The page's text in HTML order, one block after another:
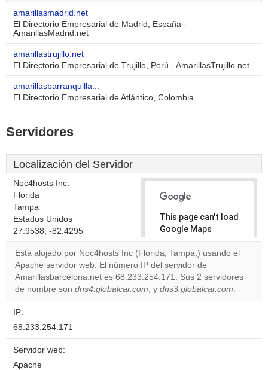
amarillasmadrid.net
El Directorio Empresarial de Madrid, España -
AmarillasMadrid.net
amarillastrujillo.net
El Directorio Empresarial de Trujillo, Perú - AmarillasTrujillo.net
amarillasbarranquilla...
El Directorio Empresarial de Atlántico, Colombia
Servidores
Localización del Servidor
Noc4hosts Inc.
Florida
Tampa
Estados Unidos
27.9538, -82.4295
This page can't load
Google Maps
correctly.
Do you
own this
website?
OK
Está alojado por Noc4hosts Inc (Florida, Tampa,) usando el
Apache servidor web. El número IP del servidor de
Amarillasbarcelona.net es 68.233.254.171. Sus 2 servidores
de nombre son dns4.globalcar.com, y dns3.globalcar.com.
IP:
68.233.254.171
Servidor web:
Apache